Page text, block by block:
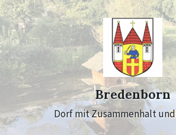
Skip
to
content
Skip
to
main
navigation
Skip
to
footer
Bredenborn
Dorf mit Zusammenhalt